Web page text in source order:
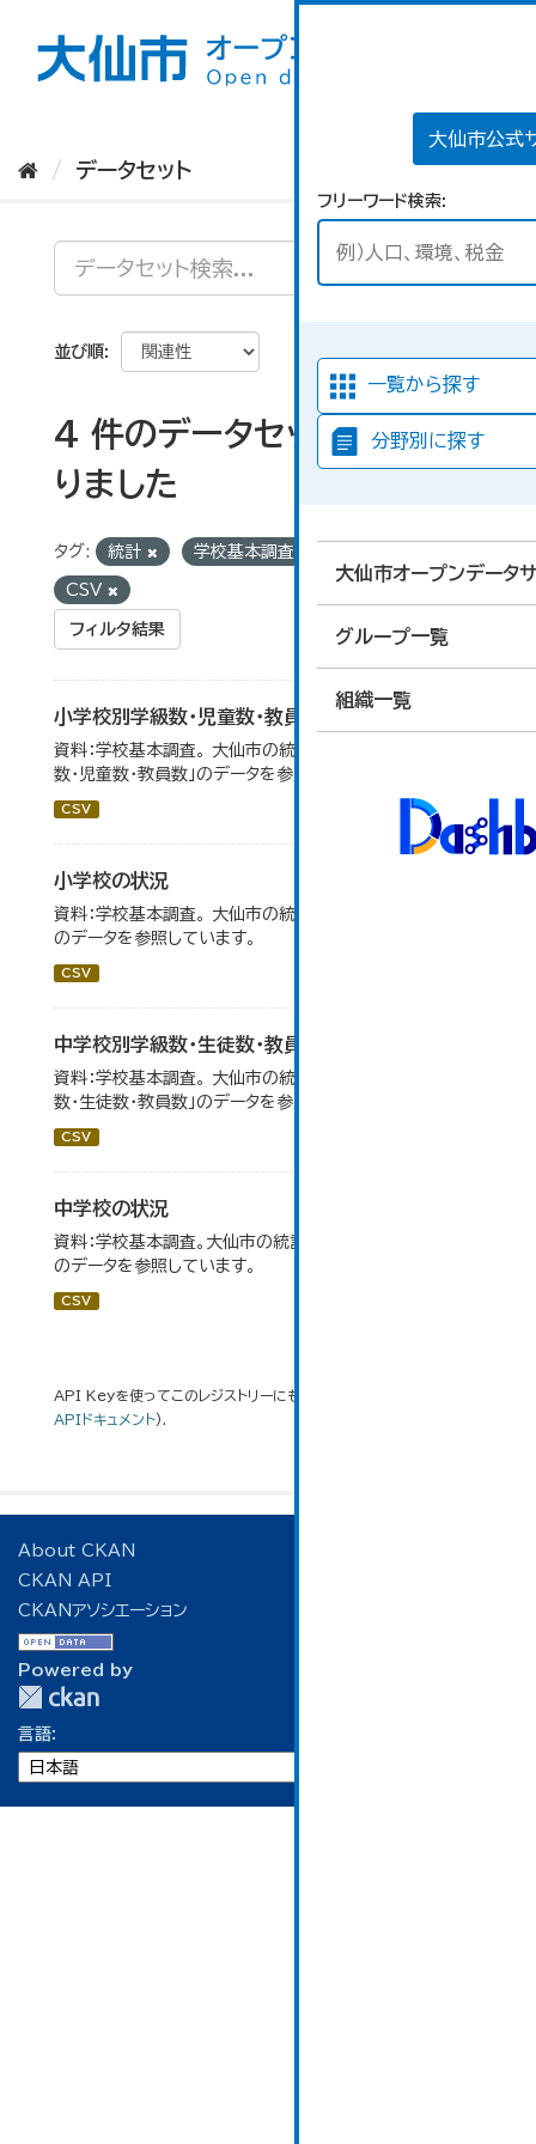
大仙市公式
フリーワード検索
一覧から探す
分野別に探す
大仙市オープンデータ
グループ一覧
組織一覧
データセット
並び順
4 件のデータセットが見つか
りました
タグ: 統計 学校基本調査
CSV
フィルタ結果
小学校別学級数・児童数・教員数
資料：学校基本調査。 大仙市の統計「14-4 小学校別学級
数・児童数・教員数」のデータを参照しています。
CSV
小学校の状況
資料：学校基本調査。 大仙市の統計「14-3 小学校の状況」
のデータを参照しています。
CSV
中学校別学級数・生徒数・教員数
資料：学校基本調査。 大仙市の統計「14-6 中学校別学級
数・生徒数・教員数」のデータを参照しています。
CSV
中学校の状況
資料：学校基本調査。大仙市の統計「14-5 中学校の状況」
のデータを参照しています。
CSV
API Keyを使ってこのレジストリーにもアクセス可能です
APIドキュメント).
About CKAN
CKAN API
CKANアソシエーション
Powered by
言語